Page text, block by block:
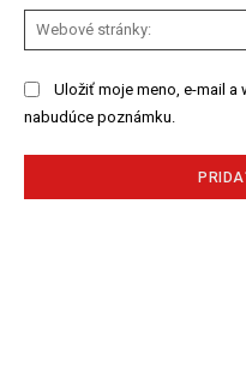
Uložiť moje meno, e-mail a
nabudúce poznámku.